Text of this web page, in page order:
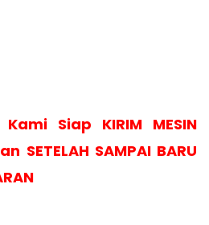
Siap KIRIM MESIN
SETELAH SAMPAI BARU